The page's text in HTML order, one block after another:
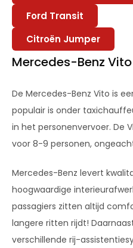
Ford Transit
Citroën Jumper
Mercedes-Benz Vito
De Mercedes-Benz Vito is
populair is onder
in het personenvervoer. De
voor 8-9 personen,
Mercedes-Benz levert
hoogwaardige
passagiers zitten altijd
langere ritten rijdt!
verschillende rij-